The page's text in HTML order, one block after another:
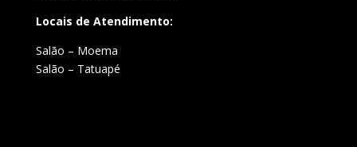
Locais de Atendimento:
Salão – Moema
Salão – Tatuapé